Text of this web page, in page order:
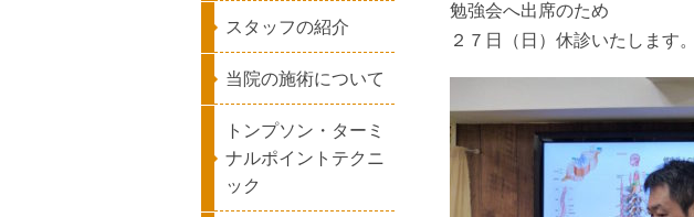
勉強会へ出席のため
２７日（日）休診いたします。
スタッフの紹介
当院の施術について
トンプソン・ターミ
ナルポイントテクニ
ック